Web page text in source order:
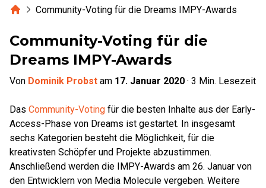
HomeCommunity-Voting für die Dreams IMPY-Awards
Community-Voting für die
Dreams IMPY-Awards
Von Dominik Probst am 17. Januar 2020 · 3 Min. Lesezeit
Das Community-Voting für die besten Inhalte aus der Early-
Access-Phase von Dreams ist gestartet. In insgesamt
sechs Kategorien besteht die Möglichkeit, für die
kreativsten Schöpfer und Projekte abzustimmen.
Anschließend werden die IMPY-Awards am 26. Januar von
den Entwicklern von Media Molecule vergeben. Weitere